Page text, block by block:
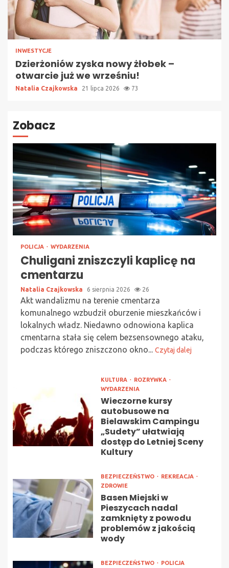
INWESTYCJE
Dzierżoniów zyska nowy żłobek –
otwarcie już we wrześniu!
Natalia Czajkowska 21 lipca 2026 73
Zobacz
POLICJA WYDARZENIA
Chuligani zniszczyli kaplicę na
cmentarzu
Natalia Czajkowska 6 sierpnia 2026 26
Akt wandalizmu na terenie cmentarza
komunalnego wzbudził oburzenie mieszkańców i
lokalnych władz. Niedawno odnowiona kaplica
cmentarna stała się celem bezsensownego ataku,
podczas którego zniszczono okno... Czytaj dalej
KULTURA
ROZRYWKA
WYDARZENIA
Wieczorne kursy
autobusowe na
Bielawskim Campingu
„Sudety” ułatwiają
dostęp do Letniej Sceny
Kultury
BEZPIECZEŃSTWO
REKREACJA
ZDROWIE
Basen Miejski w
Pieszycach nadal
zamknięty z powodu
problemów z jakością
wody
BEZPIECZEŃSTWO POLICJA